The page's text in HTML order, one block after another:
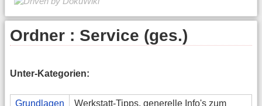
Ordner : Service (ges.)
Unter-Kategorien:
Grundlagen
Werkstatt-Tipps, generelle Info's zum